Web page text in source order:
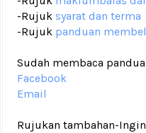
-Rujuk syarat dan terma
-Rujuk panduan
Sudah membaca
Facebook
Email
Rujukan tambahan-